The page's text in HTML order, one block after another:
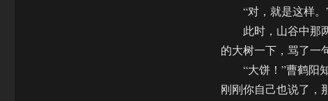
“对，就是这样。”
此时，山谷中那两
的大树一下，骂了一
“大饼！”曹鹤阳知
刚刚你自己也说了，